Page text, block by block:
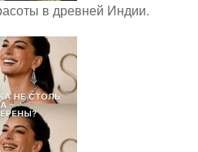
в древней Индии.